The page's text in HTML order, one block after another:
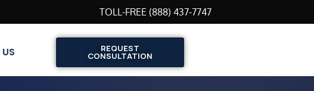
TOLL-FREE (888) 437-7747
REQUEST
CONSULTATION